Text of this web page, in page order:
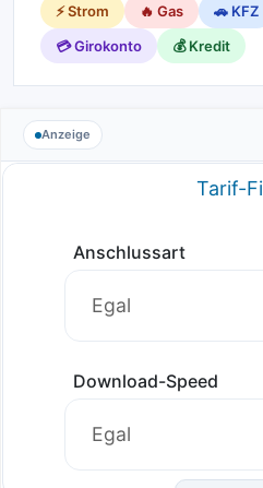
⚡ Strom 🔥 Gas 🚗 KFZ
💳 Girokonto
💰 Kredit
Anzeige